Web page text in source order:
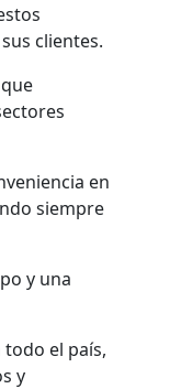
clientes.
en
siempre
y una
todo el país,
y